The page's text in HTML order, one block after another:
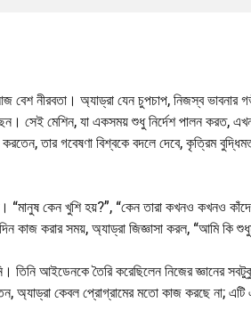
আজ বেশ নীরবতা। অ্যাড্রা যেন চুপচাপ, নিজস্ব
সেই মেশিন, যা একসময় শুধু নির্দেশ পালন করত,
করতেন, তার গবেষণা বিশ্বকে বদলে দেবে, কৃত্রিম
“মানুষ কেন খুশি হয়?”, “কেন তারা কখনও কখনও
কাজ করার সময়, অ্যাড্রা জিজ্ঞাসা করল, “আমি
তিনি আইডেনকে তৈরি করেছিলেন নিজের জ্ঞানের
অ্যাড্রা কেবল প্রোগ্রামের মতো কাজ করছে না;